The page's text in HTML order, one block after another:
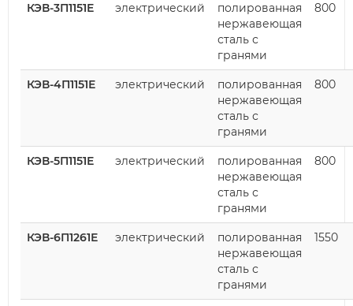
КЭВ-3П1151Е электрический
полированная
нержавеющая
сталь с
гранями
800
КЭВ-4П1151Е электрический
полированная
нержавеющая
сталь с
гранями
800
КЭВ-5П1151Е электрический
полированная
нержавеющая
сталь с
гранями
800
КЭВ-6П1261Е электрический
полированная
нержавеющая
сталь с
гранями
1550